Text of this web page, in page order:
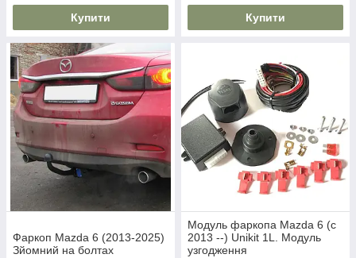
Купити Купити
Фаркоп Mazda 6 (2013-2025)
Зйомний на болтах
Модуль фаркопа Mazda 6 (c
2013 --) Unikit 1L. Модуль
узгодження